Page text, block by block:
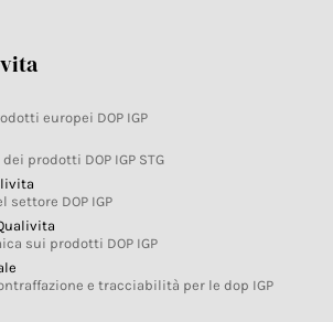
europei DOP IGP
prodotti DOP IGP STG
settore DOP IGP
sui prodotti DOP IGP
e tracciabilità per le dop IGP